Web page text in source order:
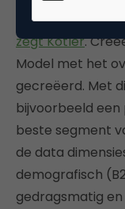
toegankelijk,
zegt Kotler.
Model met het
gecreëerd. Met
bijvoorbeeld
beste segment
de data
demografisch
gedragsmatig